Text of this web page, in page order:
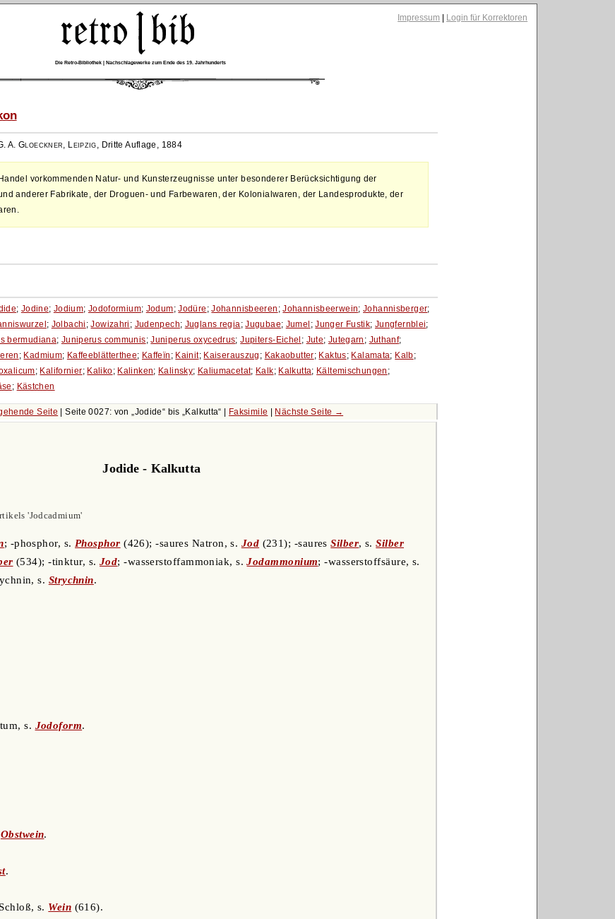
Impressum Login für Korrektoren
Die Retro-Bibliothek | Nachschlagewerke zum Ende des 19. Jahrhunderts
A. Gloeckner, Leipzig, Dritte Auflage, 1884
vorkommenden Natur- und Kunsterzeugnisse unter besonderer Berücksichtigung der
anderer Fabrikate, der Droguen- und Farbewaren, der Kolonialwaren, der Landesprodukte, der
; Jodine; Jodium; Jodoformium; Jodum;Jodüre ;Johannisbeeren ;Johannisbeerwein;Johannisberger;
; Jolbachi ;Jowizahri ; Judenpech; Juglans regia;Jugubae; Jumel ;Junger Fustik; Jungfernblei;
bermudiana; Juniperus communis;Juniperus oxycedrus;Jupiters-Eichel ; Jute; Jutegarn ; Juthanf;
; Kadmium; Kaffeeblätterthee; Kaffeïn ; Kainit; Kaiserauszug ; Kakaobutter; Kaktus; Kalamata; Kalb;
; Kalifornier; Kaliko; Kalinken; Kalinsky; Kaliumacetat; Kalk; Kalkutta; Kältemischungen ;
; Kästchen
Seite | Seite 0027: von Jodide bis Kalkutta | Faksimile | Nächste Seite →
Jodide - Kalkutta
'Jodcadmium'
; -phosphor, s. Phosphor (426); -saures Natron, s. Jod (231); -sauresSilber, s.Silber
(534); -tinktur, s. Jod; -wasserstoffammoniak, s.Jodammonium; -wasserstoffsäure, s.
s. Strychnin.
s. Jodoform.
Obstwein.
.
s. Wein (616).